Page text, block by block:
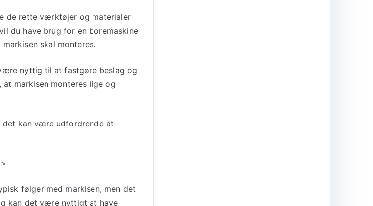
de rette værktøjer og materialer
du have brug for en boremaskine
skal monteres.
nyttig til at fastgøre beslag og
markisen monteres lige og
det kan være udfordrende at
følger med markisen, men det
kan det være nyttigt at have